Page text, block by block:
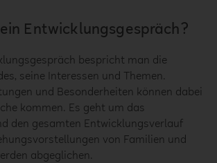
Entwicklungsgespräch?
bespricht man die
seine Interessen und Themen.
und Besonderheiten können dabei
kommen. Es geht um das
den gesamten Entwicklungsverlauf
von Familien und
abgeglichen.